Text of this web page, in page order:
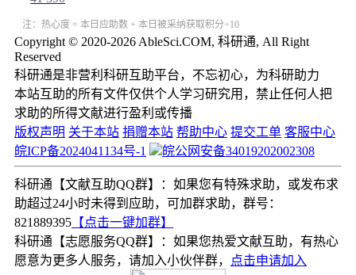
注：热心度 = 本日应助数 + 本日被采纳获取积分÷10
Copyright © 2020-2026 AbleSci.COM, 科研通, All Right
Reserved
科研通是非营利科研互助平台，不忘初心，为科研助力
本站互助的所有文件仅供个人学习研究用，禁止任何人把
求助的所得文献进行盈利或传播
版权声明 关于本站 捐赠本站 帮助中心 提交工单 客服中心
皖ICP备2024041134号-1
皖公网安备34019202002308
科研通【文献互助QQ群】：如果您有特殊求助，或发布求
助超过24小时未得到应助，可加群求助，群号：
821889395 【点击一键加群】
科研通【志愿服务QQ群】：如果您热爱文献互助，有热心
愿意为更多人服务，请加入小伙伴群，
点击申请加入